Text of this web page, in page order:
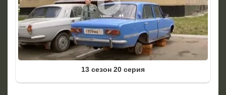
13 сезон 20 серия